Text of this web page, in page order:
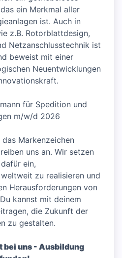
ein Merkmal aller
ist. Auch in
z.B. Rotorblattdesign,
Netzanschlusstechnik ist
beweist mit einer
Neuentwicklungen
für Spedition und
m/w/d 2026
Markenzeichen
uns an. Wir setzen
ein,
zu realisieren und
Herausforderungen von
kannst mit deinem
die Zukunft der
zu gestalten.
bei uns - Ausbildung